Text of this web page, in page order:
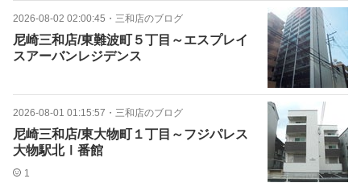
2026-08-02 02:00:45 ・ 三和店のブログ
尼崎三和店/東難波町５丁目～エスプレイ
スアーバンレジデンス
2026-08-01 01:15:57 ・ 三和店のブログ
尼崎三和店/東大物町１丁目～フジパレス
大物駅北Ⅰ番館
1